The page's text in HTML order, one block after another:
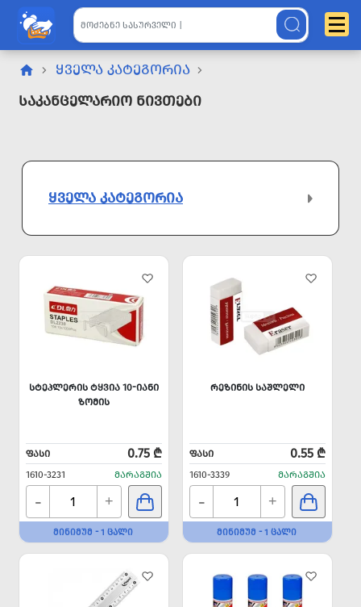
ᲧᲕᲔᲚᲐ ᲙᲐᲢᲔᲒᲝᲠᲘᲐ
Საკანცელარიო Ნივთები
ᲧᲕᲔᲚᲐ ᲙᲐᲢᲔᲒᲝᲠᲘᲐ
ᲡᲢᲔᲞᲚᲔᲠᲘᲡ ᲢᲧᲕᲘᲐ 10-ᲘᲐᲜᲘ
ᲖᲝᲛᲘᲡ
ᲤᲐᲡᲘ 0.75 ₾
1610-3231 ᲛᲐᲠᲐᲒᲨᲘᲐ
- +
ᲛᲘᲜᲘᲛᲣᲛ - 1 ᲪᲐᲚᲘ
ᲠᲔᲖᲘᲜᲘᲡ ᲡᲐᲨᲚᲔᲚᲘ
ᲤᲐᲡᲘ 0.55 ₾
1610-3339 ᲛᲐᲠᲐᲒᲨᲘᲐ
- +
ᲛᲘᲜᲘᲛᲣᲛ - 1 ᲪᲐᲚᲘ